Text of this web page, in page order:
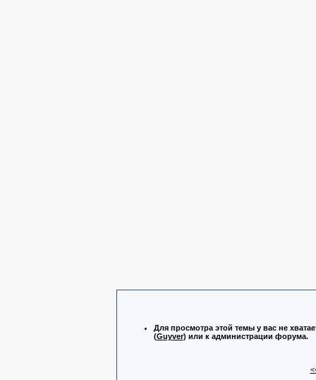
Для просмотра этой темы у вас не
(Guyver) или к администрации форума.